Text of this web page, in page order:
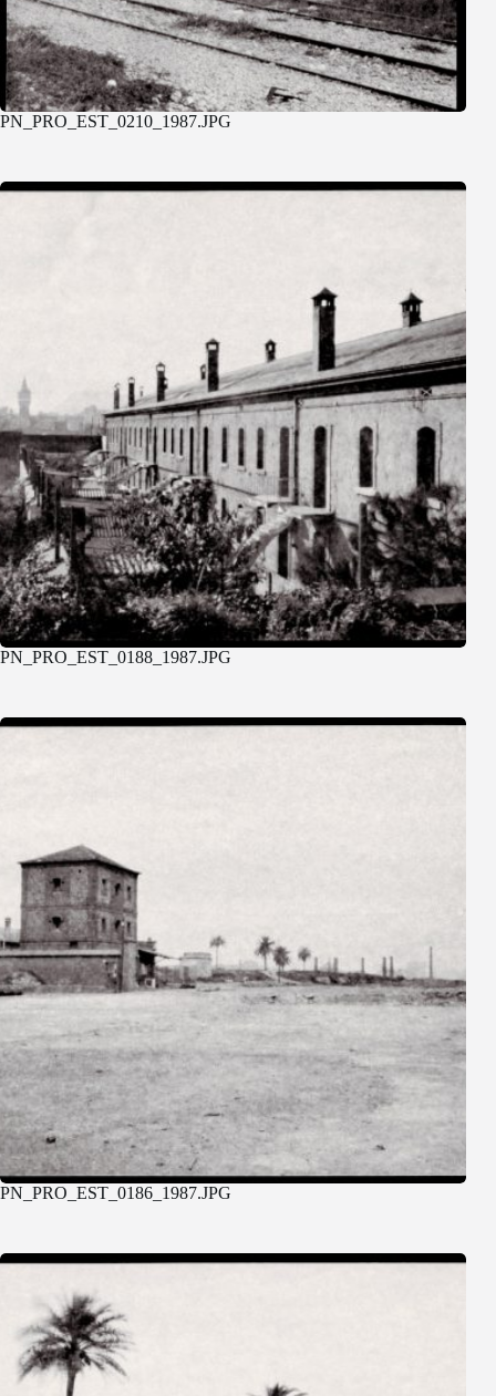
PN_PRO_EST_0210_1987.JPG
PN_PRO_EST_0188_1987.JPG
PN_PRO_EST_0186_1987.JPG